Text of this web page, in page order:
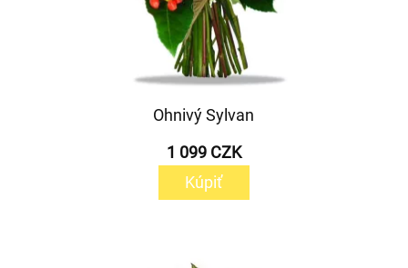
Ohnivý Sylvan
1 099 CZK
Kúpiť